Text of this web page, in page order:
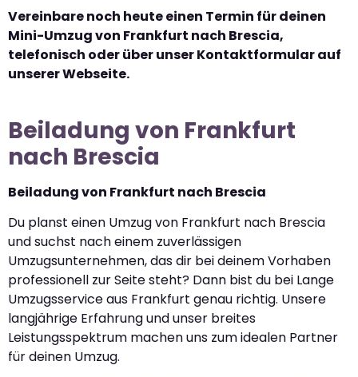
Vereinbare noch heute einen Termin für deinen
Mini-Umzug von Frankfurt nach Brescia,
telefonisch oder über unser Kontaktformular auf
unserer Webseite.
Beiladung von Frankfurt
nach Brescia
Beiladung von Frankfurt nach Brescia
Du planst einen Umzug von Frankfurt nach Brescia
und suchst nach einem zuverlässigen
Umzugsunternehmen, das dir bei deinem Vorhaben
professionell zur Seite steht? Dann bist du bei Lange
Umzugsservice aus Frankfurt genau richtig. Unsere
langjährige Erfahrung und unser breites
Leistungsspektrum machen uns zum idealen Partner
für deinen Umzug.